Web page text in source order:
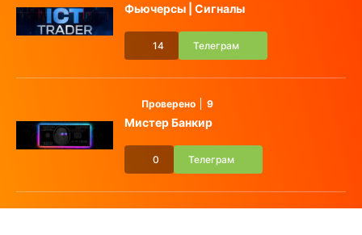
Фьючерсы | Сигналы
14 Телеграм
Проверено 9
Мистер Банкир
0 Телеграм